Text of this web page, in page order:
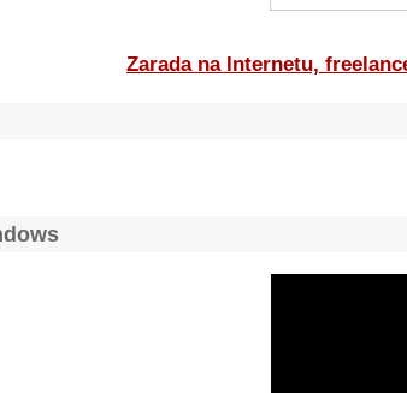
Zarada na Internetu,